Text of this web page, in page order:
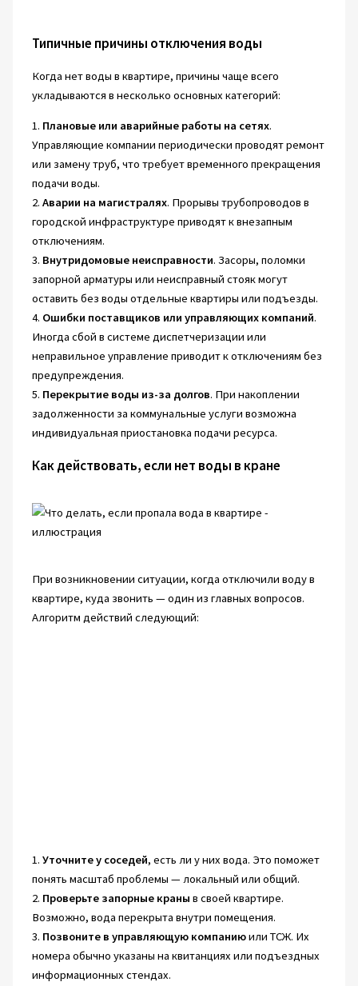
Типичные причины отключения воды
Когда нет воды в квартире, причины чаще всего
укладываются в несколько основных категорий:
1. Плановые или аварийные работы на сетях.
Управляющие компании периодически проводят ремонт
или замену труб, что требует временного прекращения
подачи воды.
2. Аварии на магистралях. Прорывы трубопроводов в
городской инфраструктуре приводят к внезапным
отключениям.
3. Внутридомовые неисправности. Засоры, поломки
запорной арматуры или неисправный стояк могут
оставить без воды отдельные квартиры или подъезды.
4. Ошибки поставщиков или управляющих компаний.
Иногда сбой в системе диспетчеризации или
неправильное управление приводит к отключениям без
предупреждения.
5. Перекрытие воды из-за долгов. При накоплении
задолженности за коммунальные услуги возможна
индивидуальная приостановка подачи ресурса.
Как действовать, если нет воды в кране
При возникновении ситуации, когда отключили воду в
квартире, куда звонить — один из главных вопросов.
Алгоритм действий следующий:
1. Уточните у соседей, есть ли у них вода. Это поможет
понять масштаб проблемы — локальный или общий.
2. Проверьте запорные краны в своей квартире.
Возможно, вода перекрыта внутри помещения.
3. Позвоните в управляющую компаниюили ТСЖ. Их
номера обычно указаны на квитанциях или подъездных
информационных стендах.